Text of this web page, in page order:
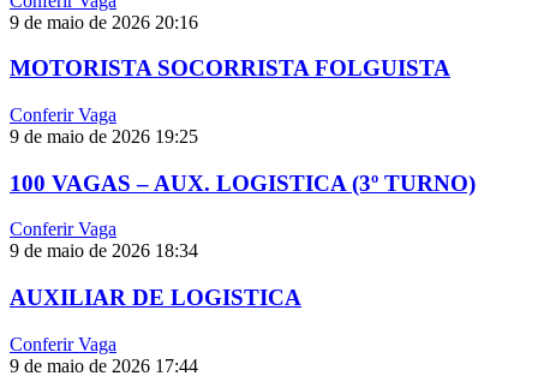
9 de maio de 2026 20:16
MOTORISTA SOCORRISTA FOLGUISTA
Conferir Vaga
9 de maio de 2026 19:25
100 VAGAS – AUX. LOGISTICA (3º TURNO)
Conferir Vaga
9 de maio de 2026 18:34
AUXILIAR DE LOGISTICA
Conferir Vaga
9 de maio de 2026 17:44